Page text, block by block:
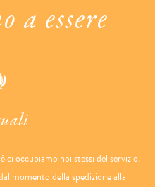
a essere
ci occupiamo noi stessi del servizio.
momento della spedizione alla